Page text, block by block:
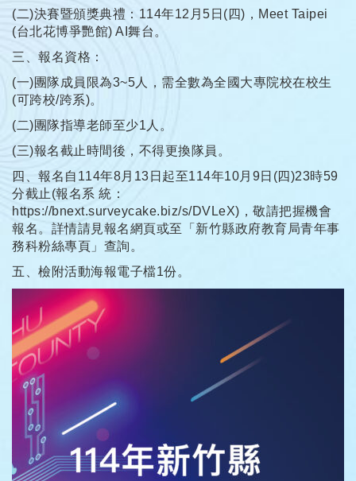
(二)決賽暨頒獎典禮：114年12月5日(四)，Meet Taipei
(台北花博爭艷館) AI舞台。
三、報名資格：
(一)團隊成員限為3~5人，需全數為全國大專院校在校生
(可跨校/跨系)。
(二)團隊指導老師至少1人。
(三)報名截止時間後，不得更換隊員。
四、報名自114年8月13日起至114年10月9日(四)23時59
分截止(報名系 統：
https://bnext.surveycake.biz/s/DVLeX)，敬請把握機會
報名。詳情請見報名網頁或至「新竹縣政府教育局青年事
務科粉絲專頁」查詢。
五、檢附活動海報電子檔1份。